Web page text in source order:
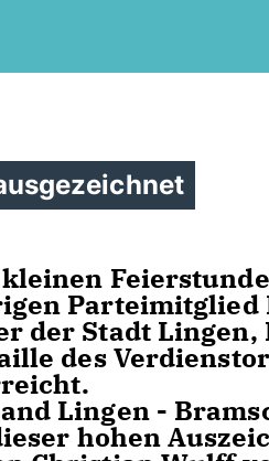
Parteimitglied
der Stadt
des
Lingen -
hohen